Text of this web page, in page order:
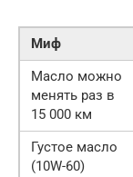
Миф
Масло можно
менять раз в
15 000 км
Густое масло
(10W-60)